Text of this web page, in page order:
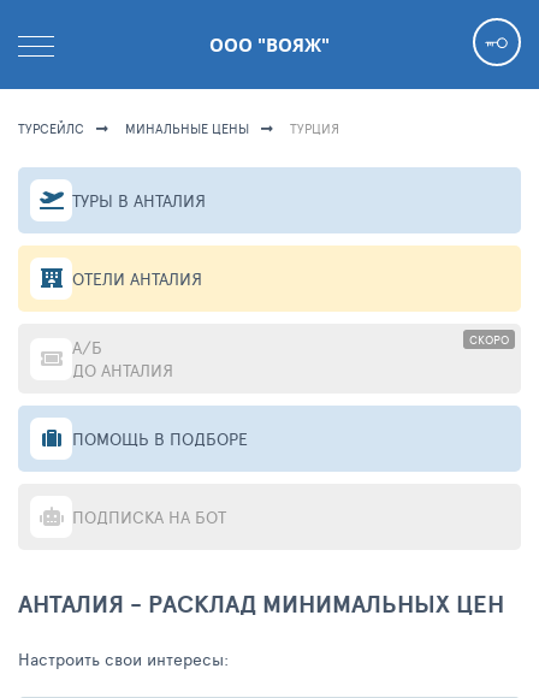
ООО "ВОЯЖ"
ТУРСЕЙЛС МИНАЛЬНЫЕ ЦЕНЫ ТУРЦИЯ
ТУРЫ В АНТАЛИЯ
ОТЕЛИ АНТАЛИЯ
СКОРО
А/Б
ДО АНТАЛИЯ
ПОМОЩЬ В ПОДБОРЕ
ПОДПИСКА НА БОТ
АНТАЛИЯ - РАСКЛАД МИНИМАЛЬНЫХ ЦЕН
Настроить свои интересы: